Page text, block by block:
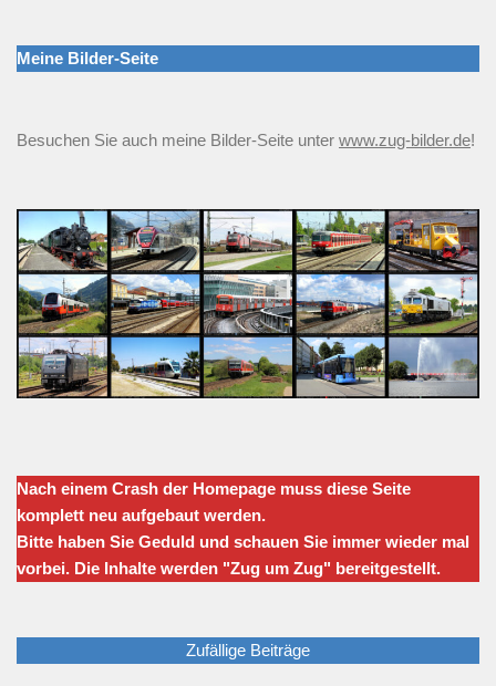
Meine Bilder-Seite
Besuchen Sie auch meine Bilder-Seite unter www.zug-bilder.de!
Nach einem Crash der Homepage muss diese Seite
komplett neu aufgebaut werden.
Bitte haben Sie Geduld und schauen Sie immer wieder mal
vorbei. Die Inhalte werden "Zug um Zug" bereitgestellt.
Zufällige Beiträge